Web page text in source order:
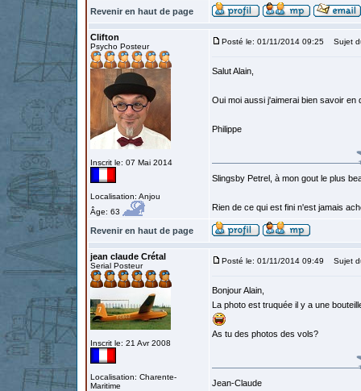
Revenir en haut de page
Clifton
Psycho Posteur
Inscrit le: 07 Mai 2014
Localisation: Anjou
Âge: 63
Posté le: 01/11/2014 09:25 Sujet
Salut Alain,
Oui moi aussi j'aimerai bien savoir
Philippe
Slingsby Petrel, à mon gout le plus
Rien de ce qui est fini n'est jamais
Revenir en haut de page
jean claude Crétal
Serial Posteur
Inscrit le: 21 Avr 2008
Localisation: Charente-
Maritime
Posté le: 01/11/2014 09:49 Sujet
Bonjour Alain,
La photo est truquée il y a une
As tu des photos des vols?
Jean-Claude